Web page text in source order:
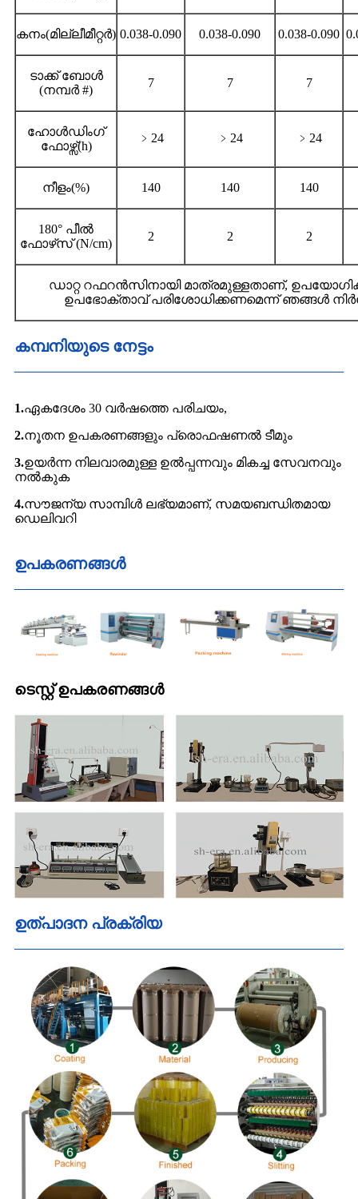
കനം(മില്ലീമീറ്റർ) 0.038-0.090 0.038-0.090 0.038-0.090
ടാക്ക് ബോൾ
(നമ്പർ #)
7 7 7
ഹോൾഡിംഗ്
ഫോഴ്സ്(h)
﹥24 ﹥24 ﹥24
നീളം(%) 140 140 140
180° പീൽ
ഫോഴ്‌സ് (N/cm)
2 2 2
ഡാറ്റ റഫറൻസിനായി മാത്രമുള്ളതാണ്,
ഉപഭോക്താവ് പരിശോധിക്കണമെന്ന് ഞങ്ങൾ
കമ്പനിയുടെ നേട്ടം
1.ഏകദേശം 30 വർഷത്തെ പരിചയം,
2.നൂതന ഉപകരണങ്ങളും പ്രൊഫഷണൽ ടീമും
3.ഉയർന്ന നിലവാരമുള്ള ഉൽപ്പന്നവും മികച്ച സേവനവും
നൽകുക
4.സൗജന്യ സാമ്പിൾ ലഭ്യമാണ്, സമയബന്ധിതമായ
ഡെലിവറി
ഉപകരണങ്ങൾ
ടെസ്റ്റ് ഉപകരണങ്ങൾ
ഉത്പാദന പ്രക്രിയ